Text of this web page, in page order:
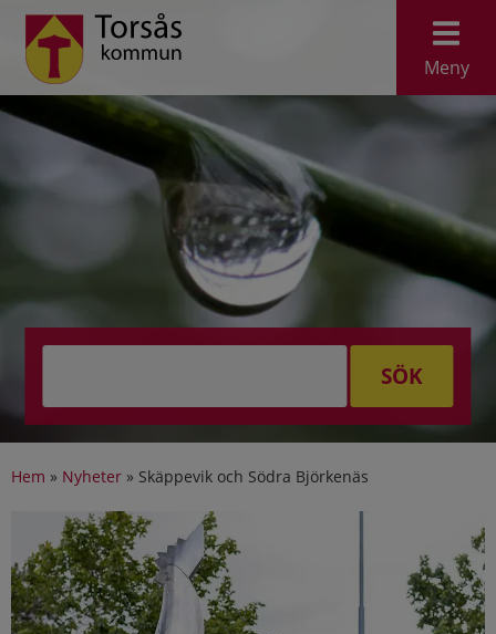
Meny
SÖK
Hem » Nyheter » Skäppevik och Södra Björkenäs